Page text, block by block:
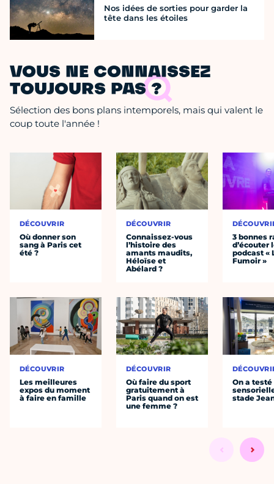
Nos idées de sorties pour garder la
tête dans les étoiles
VOUS NE CONNAISSEZ
TOUJOURS PAS ?
Sélection des bons plans intemporels, mais qui valent le
coup toute l'année !
DÉCOUVRIR
Où donner son
sang à Paris cet
été ?
DÉCOUVRIR
Les meilleures
expos du moment
à faire en famille
DÉCOUVRIR
Connaissez-vous
l’histoire des
amants maudits,
Héloïse et
Abélard ?
DÉCOUVRIR
Où faire du sport
gratuitement à
Paris quand on est
une femme ?
3 bonnes
d’écouter
podcast «
Fumoir »
On a
stade